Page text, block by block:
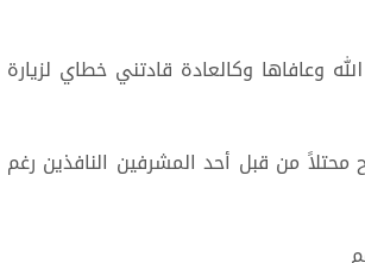
وعافاها وكالعادة قادتني خطاي
من قبل أحد المشرفين النافذين